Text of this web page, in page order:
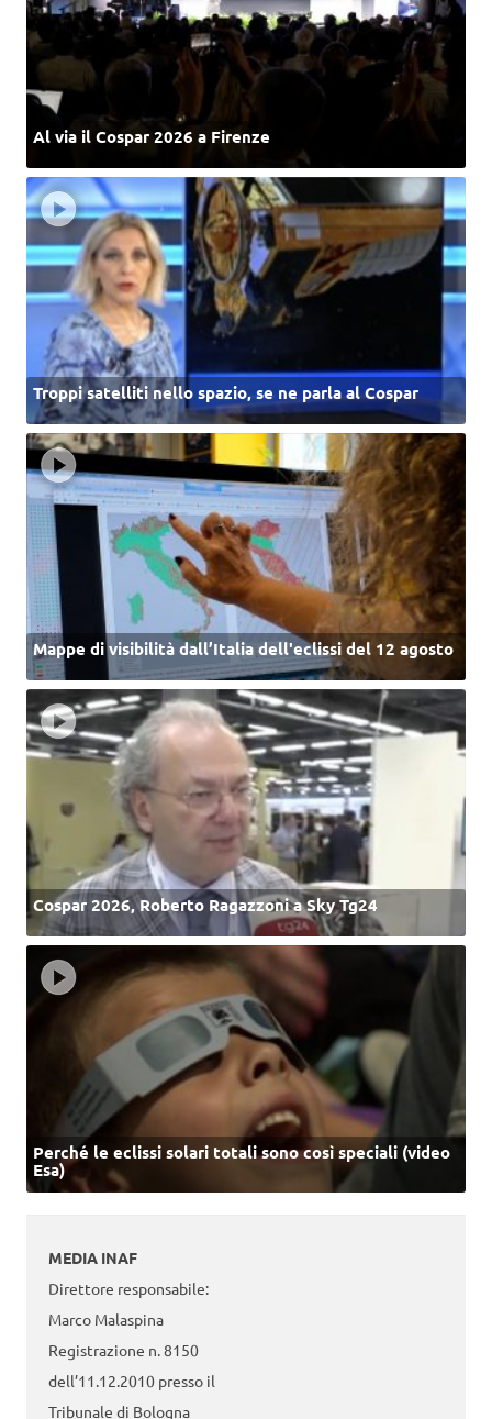
Al via il Cospar 2026 a Firenze
Troppi satelliti nello spazio, se ne parla al Cospar
Mappe di visibilità dall’Italia dell'eclissi del 12 agosto
Cospar 2026, Roberto Ragazzoni a Sky Tg24
Perché le eclissi solari totali sono così speciali (video
Esa)
MEDIA INAF
Direttore responsabile:
Marco Malaspina
Registrazione n. 8150
dell’11.12.2010 presso il
Tribunale di Bologna